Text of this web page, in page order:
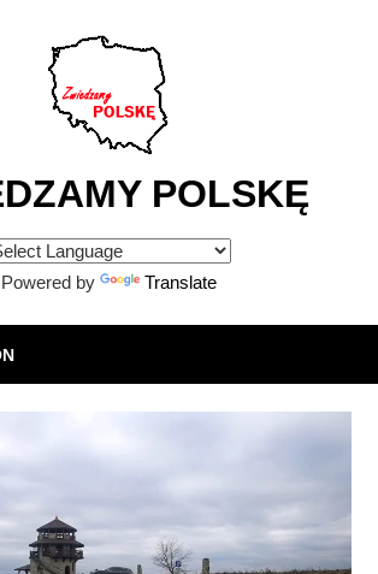
POLSKĘ
Powered by Translate